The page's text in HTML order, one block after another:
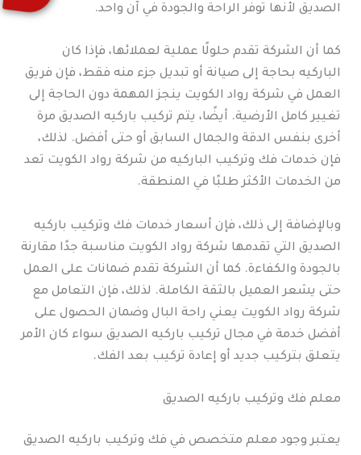
الصديق لأنها توفر الراحة والجودة في آن واحد.
كما أن الشركة تقدم حلولًا عملية لعملائها، فإذا كان
الباركيه بحاجة إلى صيانة أو تبديل جزء منه فقط، فإن فريق
العمل في شركة رواد الكويت ينجز المهمة دون الحاجة إلى
تغيير كامل الأرضية. أيضًا، يتم تركيب باركيه الصديق مرة
أخرى بنفس الدقة والجمال السابق أو حتى أفضل. لذلك،
فإن خدمات فك وتركيب الباركيه من شركة رواد الكويت تعد
من الخدمات الأكثر طلبًا في المنطقة.
وبالإضافة إلى ذلك، فإن أسعار خدمات فك وتركيب باركيه
الصديق التي تقدمها شركة رواد الكويت مناسبة جدًا مقارنة
بالجودة والكفاءة. كما أن الشركة تقدم ضمانات على العمل
حتى يشعر العميل بالثقة الكاملة. لذلك، فإن التعامل مع
شركة رواد الكويت يعني راحة البال وضمان الحصول على
أفضل خدمة في مجال تركيب باركيه الصديق سواء كان الأمر
يتعلق بتركيب جديد أو إعادة تركيب بعد الفك.
معلم فك وتركيب باركيه الصديق
يعتبر وجود معلم متخصص في فك وتركيب باركيه الصديق